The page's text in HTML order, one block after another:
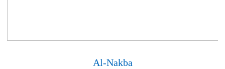
Al-Nakba